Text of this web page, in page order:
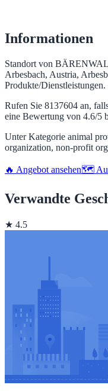
Informationen
Standort von
Arbesbach, Austria,
Produkte/Dienstleistungen.
Rufen Sie 8137604 an,
eine Bewertung von 4.6/5
Unter Kategorie animal
organization, non-profit
🔥 Angebot ansehen🗺️ Auf
Verwandte
★ 4.5